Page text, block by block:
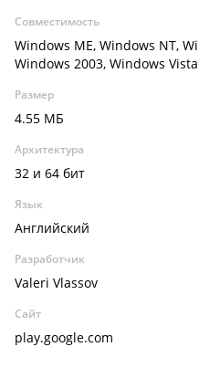
Совместимость
Windows ME, Windows NT,
Windows 2003, Windows Vista
Размер
4.55 МБ
Архитектура
32 и 64 бит
Язык
Английский
Разработчик
Valeri Vlassov
Сайт
play.google.com